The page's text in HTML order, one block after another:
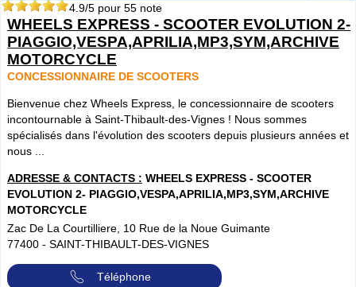
4.9/5 pour 55 note
WHEELS EXPRESS - SCOOTER EVOLUTION 2-
PIAGGIO,VESPA,APRILIA,MP3,SYM,ARCHIVE
MOTORCYCLE
CONCESSIONNAIRE DE SCOOTERS
Bienvenue chez Wheels Express, le concessionnaire de scooters
incontournable à Saint-Thibault-des-Vignes ! Nous sommes
spécialisés dans l'évolution des scooters depuis plusieurs années et
nous ...
ADRESSE & CONTACTS : WHEELS EXPRESS - SCOOTER
EVOLUTION 2- PIAGGIO,VESPA,APRILIA,MP3,SYM,ARCHIVE
MOTORCYCLE
Zac De La Courtilliere, 10 Rue de la Noue Guimante
77400 - SAINT-THIBAULT-DES-VIGNES
Téléphone